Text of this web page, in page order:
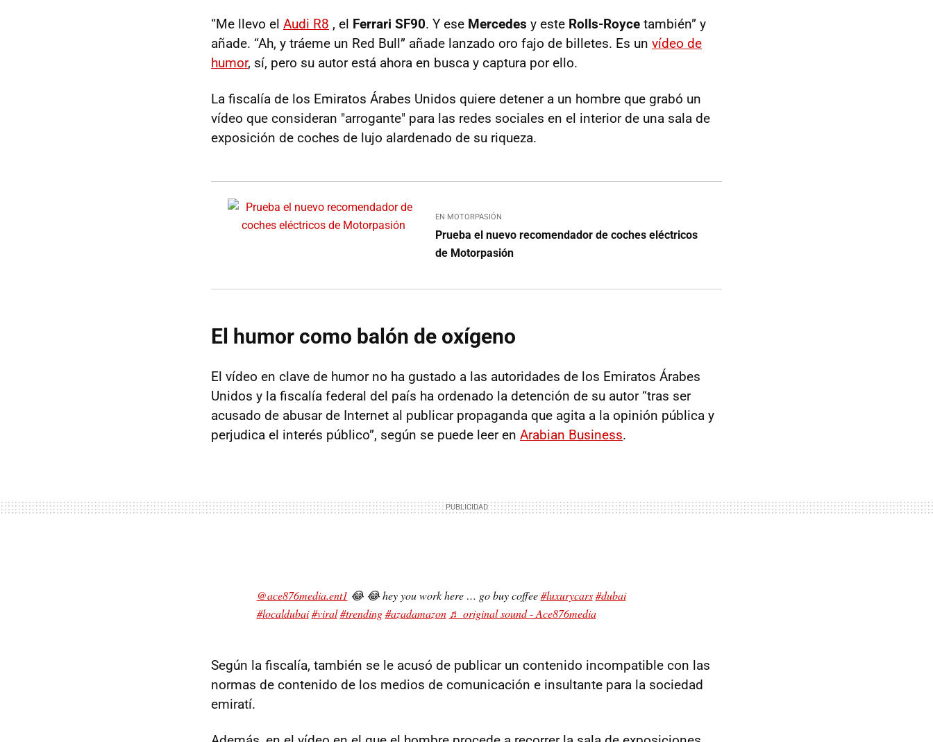
“Me llevo el Audi R8 , el Ferrari SF90. Y ese Mercedes y este Rolls-Royce también” y
añade. “Ah, y tráeme un Red Bull” añade lanzado oro fajo de billetes. Es un vídeo de
humor, sí, pero su autor está ahora en busca y captura por ello.
La fiscalía de los Emiratos Árabes Unidos quiere detener a un hombre que grabó un
vídeo que consideran "arrogante" para las redes sociales en el interior de una sala de
exposición de coches de lujo alardenado de su riqueza.
EN MOTORPASIÓN
Prueba el nuevo recomendador de coches eléctricos
de Motorpasión
El humor como balón de oxígeno
El vídeo en clave de humor no ha gustado a las autoridades de los Emiratos Árabes
Unidos y la fiscalía federal del país ha ordenado la detención de su autor “tras ser
acusado de abusar de Internet al publicar propaganda que agita a la opinión pública y
perjudica el interés público”, según se puede leer en Arabian Business.
@ace876media.ent1 😂 😂 hey you work here … go buy coffee#luxurycars #dubai
#localdubai #viral #trending #azadamazon ♬ original sound - Ace876media
Según la fiscalía, también se le acusó de publicar un contenido incompatible con las
normas de contenido de los medios de comunicación e insultante para la sociedad
emiratí.